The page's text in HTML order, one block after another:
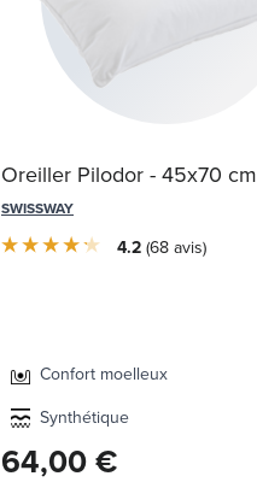
Oreiller Pilodor - 45x70 cm
SWISSWAY
4.2 68avis
Confort moelleux
Synthétique
64,00 €